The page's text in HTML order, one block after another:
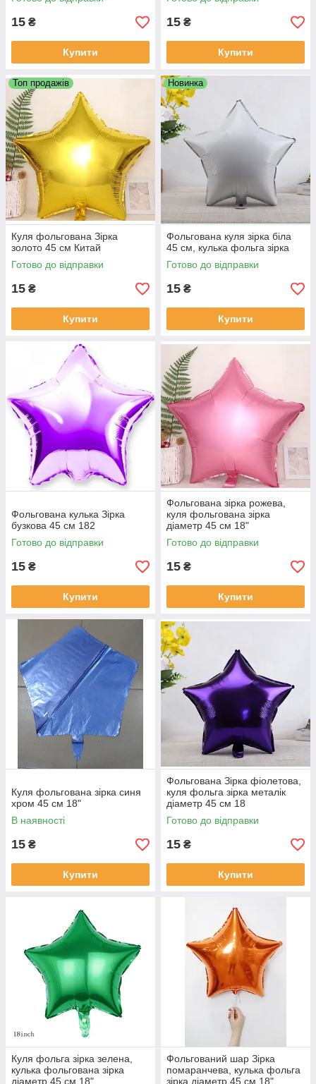
15 ₴
Купити
15 ₴
Купити
Топ продажів
Куля фольгована Зірка
золото 45 см Китай
Готово до відправки
15 ₴
Купити
Новинка
Фольгована куля зірка біла
45 см, кулька фольга зірка
Готово до відправки
15 ₴
Купити
Фольгована кулька Зірка
бузкова 45 см 182
Готово до відправки
15 ₴
Купити
Фольгована зірка рожева,
куля фольгована зірка
діаметр 45 см 18"
Готово до відправки
15 ₴
Купити
Куля фольгована зірка синя
хром 45 см 18"
В наявності
15 ₴
Купити
Фольгована Зірка фіолетова,
куля фольга зірка металік
діаметр 45 см 18
Готово до відправки
15 ₴
Купити
Куля фольга зірка зелена,
кулька фольгована зірка
діаметр 45 см 18"
Фольгований шар Зірка
помаранчева, кулька фольга
зірка діаметр 45 см 18"